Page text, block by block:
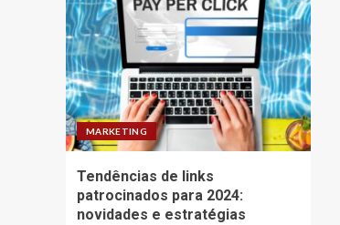
MARKETING
Tendências de links
patrocinados para 2024:
novidades e estratégias